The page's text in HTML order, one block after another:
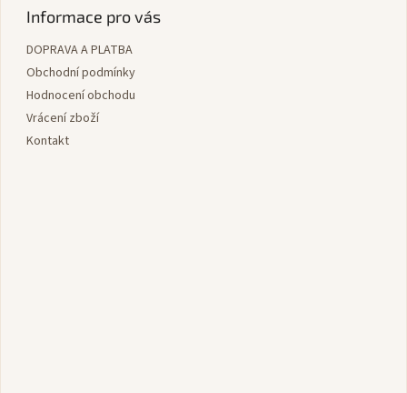
Informace pro vás
DOPRAVA A PLATBA
Obchodní podmínky
Hodnocení obchodu
Vrácení zboží
Kontakt